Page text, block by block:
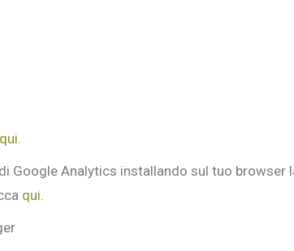
qui.
Google Analytics installando sul tuo
qui.